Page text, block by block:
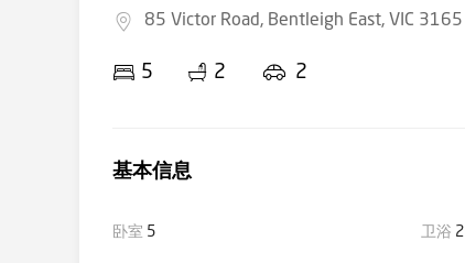
85 Victor Road, Bentleigh East, VIC 3165
5 2 2
基本信息
卧室 5 卫浴 2